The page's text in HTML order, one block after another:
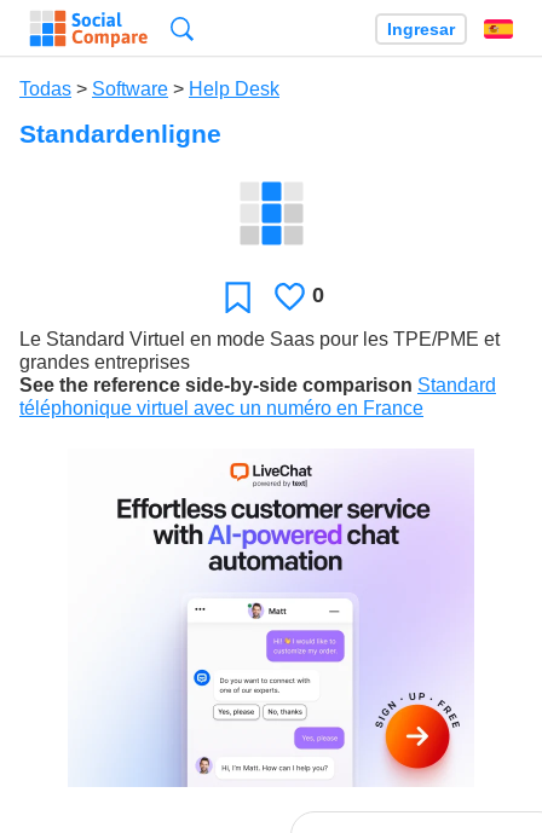
Ingresar
Todas > Software > Help Desk
Standardenligne
Favoritos
Le
gusta
0
Le Standard Virtuel en mode Saas pour les TPE/PME et
grandes entreprises
See the reference side-by-side comparison Standard
téléphonique virtuel avec un numéro en France